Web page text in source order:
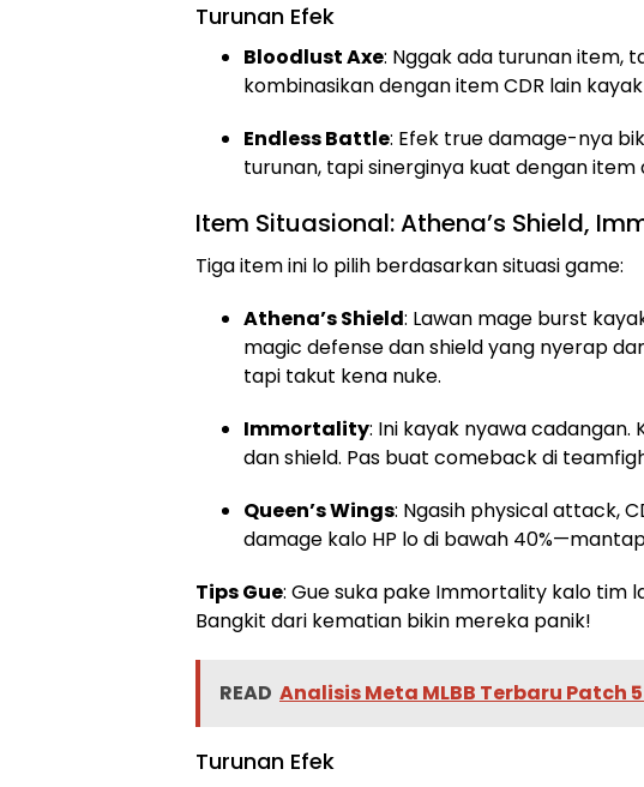
Turunan Efek
Bloodlust Axe: Nggak ada turunan item,
kombinasikan dengan item CDR lain kayak
Endless Battle: Efek true damage-nya
turunan, tapi sinerginya kuat dengan item
Item Situasional: Athena’s Shield,
Tiga item ini lo pilih berdasarkan situasi game:
Athena’s Shield: Lawan mage burst
magic defense dan shield yang nyerap
tapi takut kena nuke.
Immortality: Ini kayak nyawa cadangan.
dan shield. Pas buat comeback di
Queen’s Wings: Ngasih physical attack,
damage kalo HP lo di bawah
Tips Gue: Gue suka pake Immortality kalo tim
Bangkit dari kematian bikin mereka panik!
READ Analisis Meta MLBB Terbaru Patch
Turunan Efek